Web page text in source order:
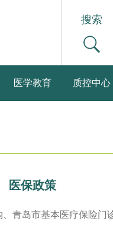
搜索
医学教育 质控中心
医保政策
青岛市基本医疗保险门